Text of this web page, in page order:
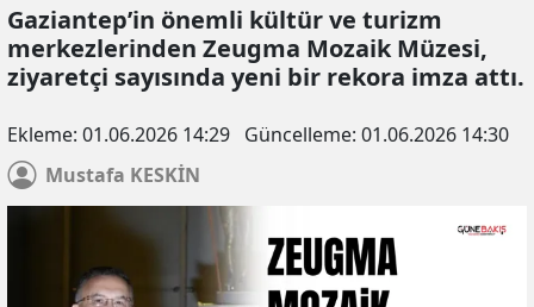
Gaziantep’in önemli kültür ve turizm
merkezlerinden Zeugma Mozaik Müzesi,
ziyaretçi sayısında yeni bir rekora imza attı.
Ekleme: 01.06.2026 14:29 Güncelleme: 01.06.2026 14:30
Mustafa KESKİN